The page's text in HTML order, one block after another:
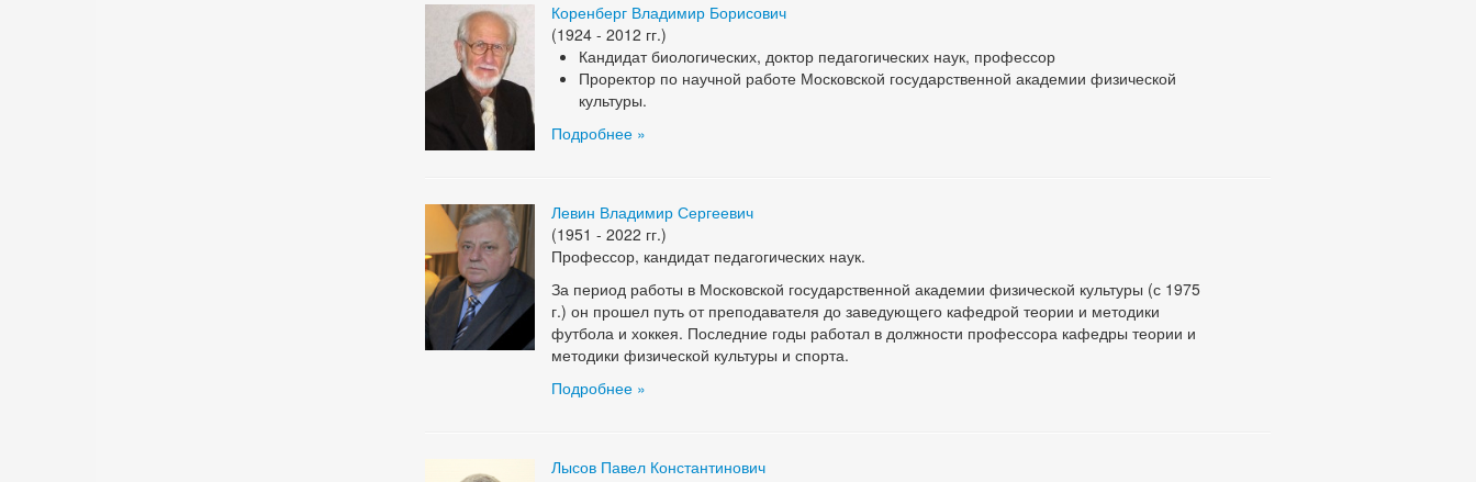
Коренберг Владимир Борисович
(1924 - 2012 гг.)
Кандидат биологических, доктор педагогических наук, профессор
Проректор по научной работе Московской государственной академии физической
культуры.
Подробнее »
Левин Владимир Сергеевич
(1951 - 2022 гг.)
Профессор, кандидат педагогических наук.
За период работы в Московской государственной академии физической культуры (с 1975
г.) он прошел путь от преподавателя до заведующего кафедрой теории и методики
футбола и хоккея. Последние годы работал в должности профессора кафедры теории и
методики физической культуры и спорта.
Подробнее »
Лысов Павел Константинович